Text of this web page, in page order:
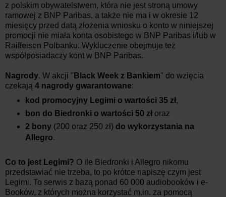
z polskim obywatelstwem, która nie jest stroną umowy
ramowej z BNP Paribas, a także nie ma i w okresie 12
miesięcy przed datą złożenia wniosku o konto w niniejszej
promocji nie miała konta osobistego w BNP Paribas i/lub w
Raiffeisen Polbanku. Wykluczenie obejmuje też
współposiadaczy kont w BNP Paribas.
Nagrody. W akcji " Black Week z Bankiem" do wzięcia
czekają 4 nagrody gwarantowane:
kod promocyjny Legimi o wartości 35 zł,
bon do Biedronki o wartości 50 złoraz
2 bony(200 oraz 250 zł) do wykorzystania na
Allegro.
Co to jest Legimi? O ile Biedronki i Allegro nikomu
przedstawiać nie trzeba, to po krótce napiszę czym jest
Legimi. To serwis z bazą ponad 60 000 audiobooków i e-
Booków, z których można korzystać m.in. za pomocą